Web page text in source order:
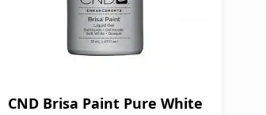
CND Brisa Paint Pure White